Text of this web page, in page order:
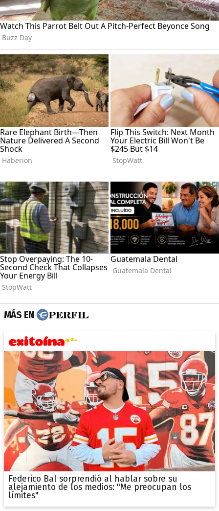
MÁS EN
Federico Bal sorprendió al hablar sobre su
alejamiento de los medios: "Me preocupan los
límites"